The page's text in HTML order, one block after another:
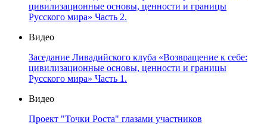
цивилизационные основы, ценности и границы
Русского мира» Часть 2.
Видео
Заседание Ливадийского клуба «Возвращение к себе:
цивилизационные основы, ценности и границы
Русского мира» Часть 1.
Видео
Проект "Точки Роста" глазами участников